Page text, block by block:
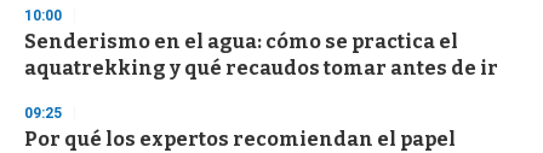
10:00
Senderismo en el agua: cómo se practica el
aquatrekking y qué recaudos tomar antes de ir
09:25
Por qué los expertos recomiendan el papel